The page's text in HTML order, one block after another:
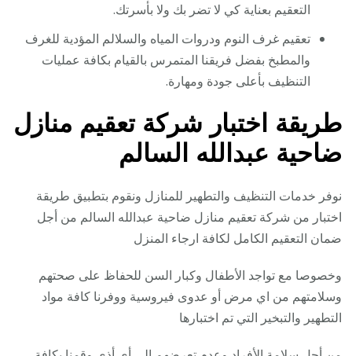
التعقيم بعناية كي لا تضر بك ولا بأسرتك.
تعقيم غرف النوم ودروات المياه والسلالم المؤدية للغرف
والمطبخ بفضل فريقنا المتمرس بالقيام بكافة عمليات
التنظيف بأعلى جودة ومهارة.
طريقة اختبار شركة تعقيم منازل
ضاحية عبدالله السالم
نوفر خدمات التنظيف والتطهير للمنازل ونقوم بتطبيق طريقة
اختبار من شركة تعقيم منازل ضاحية عبدالله السالم من أجل
ضمان التعقيم الكامل لكافة ارجاء المنزل
وخصوصا مع تواجد الأطفال وكبار السن للحفاظ على صحتهم
وسلامتهم من اي مرض أو عدوى فيروسية ووفرنا كافة مواد
التطهير والتبخير التي تم اختبارها